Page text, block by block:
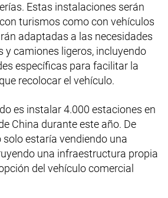
Estas instalaciones serán
turismos como con vehículos
adaptadas a las necesidades
y camiones ligeros, incluyendo
específicas para facilitar la
recolocar el vehículo.
es instalar 4.000 estaciones en
China durante este año. De
solo estaría vendiendo una
una infraestructura propia
del vehículo comercial